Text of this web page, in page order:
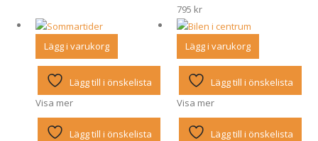
795 kr
Lägg i varukorg
Lägg till i önskelista
Visa mer
Lägg till i önskelista
Lägg i varukorg
Lägg till i önskelista
Visa mer
Lägg till i önskelista